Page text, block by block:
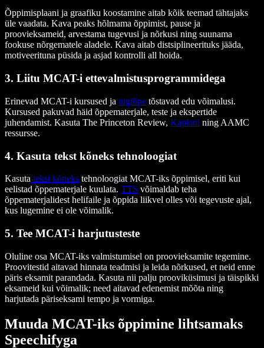
Õppimisplaani ja graafiku koostamine aitab kõik teemad tähtajaks
üle vaadata. Kava peaks hõlmama õppimist, pause ja
proovieksameid, arvestama tugevusi ja nõrkusi ning suunama
fookuse nõrgematele aladele. Kava aitab distsiplineerituks jääda,
motiveerituna püsida ja asjad kontrolli all hoida.
3. Liitu MCAT-i ettevalmistusprogrammidega
Erinevad MCAT-i kursused ja tugiõpe tõstavad edu võimalusi.
Kursused pakuvad häid õppematerjale, teste ja ekspertide
juhendamist. Kasuta The Princeton Review, Kaplani ning AAMC
ressursse.
4. Kasuta tekst kõneks tehnoloogiat
Kasuta tekst kõneks tehnoloogiat MCAT-iks õppimisel, eriti kui
eelistad õppematerjale kuulata. TTS võimaldab teha
õppematerjalidest helifaile ja õppida liikvel olles või tegevuste ajal,
kus lugemine ei ole võimalik.
5. Tee MCAT-i harjutusteste
Oluline osa MCAT-iks valmistumisel on proovieksamite tegemine.
Proovitestid aitavad hinnata teadmisi ja leida nõrkused, et neid enne
päris eksamit parandada. Kasuta nii palju prooviküsimusi ja täispikki
eksameid kui võimalik; need aitavad edenemist mõõta ning
harjutada päriseksami tempo ja vormiga.
Muuda MCAT-iks õppimine lihtsamaks
Speechifyga